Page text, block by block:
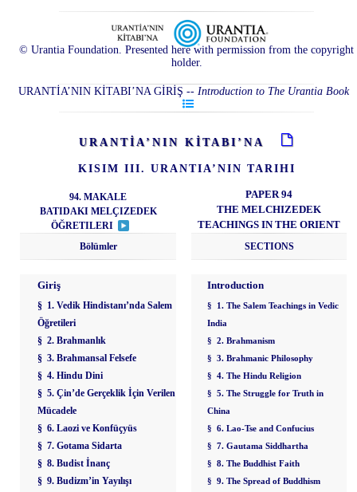
© Urantia Foundation. Presented here with permission from the copyright
holder.
URANTİA’NIN KİTABI’NA GİRİŞ -- Introduction to The Urantia Book
URANTİA’NIN KİTABI’NA
KISIM III. URANTIA’NIN TARIHI
94. MAKALE
BATIDAKI MELÇIZEDEK
ÖĞRETILERI
Bölümler
Giriş
§ 1. Vedik Hindistanı’nda Salem
Öğretileri
§ 2. Brahmanlık
§ 3. Brahmansal Felsefe
§ 4. Hindu Dini
§ 5. Çin’de Gerçeklik İçin Verilen
Mücadele
§ 6. Laozi ve Konfüçyüs
§ 7. Gotama Sidarta
§ 8. Budist İnanç
§ 9. Budizm’in Yayılışı
PAPER 94
THE MELCHIZEDEK
TEACHINGS IN THE ORIENT
SECTIONS
Introduction
§ 1. The Salem Teachings in Vedic
India
§ 2. Brahmanism
§ 3. Brahmanic Philosophy
§ 4. The Hindu Religion
§ 5. The Struggle for Truth in
China
§ 6. Lao-Tse and Confucius
§ 7. Gautama Siddhartha
§ 8. The Buddhist Faith
§ 9. The Spread of Buddhism